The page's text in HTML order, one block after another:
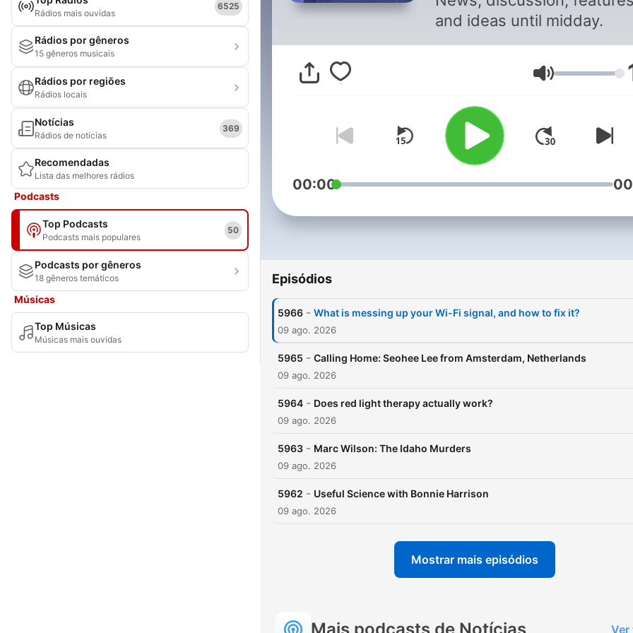
Rádios mais ouvidas
6525
Rádios por gêneros
15 gêneros musicais
Rádios por regiões
Rádios locais
Notícias
Rádios de notícias
369
Recomendadas
Lista das melhores rádios
Podcasts
Top Podcasts
Podcasts mais populares
50
Podcasts por gêneros
18 gêneros temáticos
Músicas
Top Músicas
Músicas mais ouvidas
and ideas until midday.
Volume
00:00
Episódios
5966 - What is messing up your Wi-Fi signal, and how to fix it?
09 ago. 2026
5965 - Calling Home: Seohee Lee from Amsterdam, Netherlands
09 ago. 2026
5964 - Does red light therapy actually work?
09 ago. 2026
5963 - Marc Wilson: The Idaho Murders
09 ago. 2026
5962 - Useful Science with Bonnie Harrison
09 ago. 2026
Mostrar mais episódios
Ver